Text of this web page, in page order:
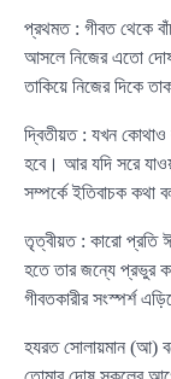
প্রথমত : গীবত থেকে
আসলে নিজের এতো
তাকিয়ে নিজের দিকে
দ্বিতীয়ত : যখন কোথাও
হবে। আর যদি সরে
সম্পর্কে ইতিবাচক কথা
তৃত্বীয়ত : কারো প্রতি
হতে তার জন্যে প্রভুর
গীবতকারীর সংস্পর্শ
হযরত সোলায়মান (আ)